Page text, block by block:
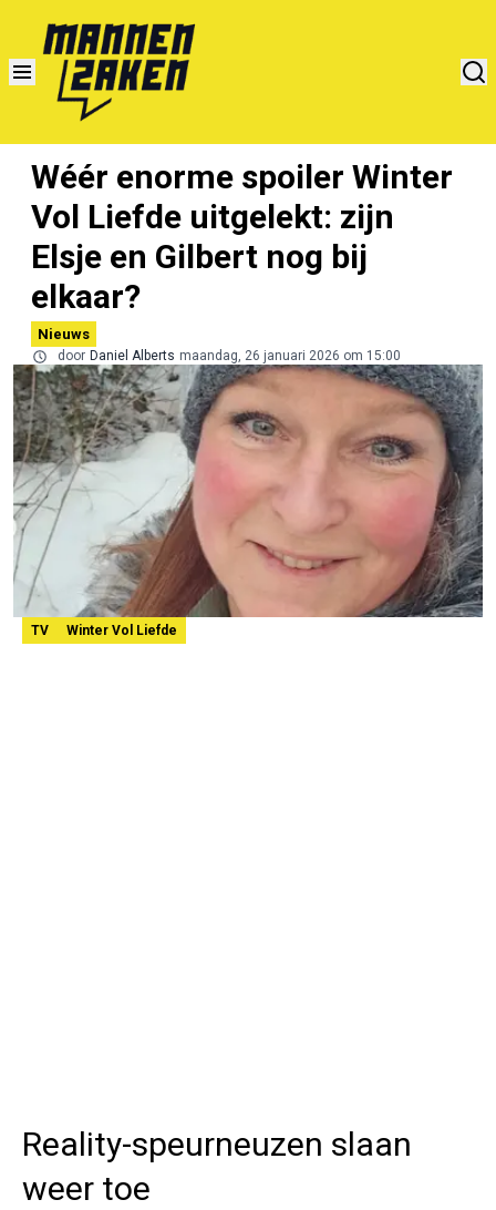
Wéér enorme spoiler Winter
Vol Liefde uitgelekt: zijn
Elsje en Gilbert nog bij
elkaar?
Nieuws
door Daniel Alberts maandag, 26 januari 2026 om 15:00
TV Winter Vol Liefde
Reality-speurneuzen slaan
weer toe